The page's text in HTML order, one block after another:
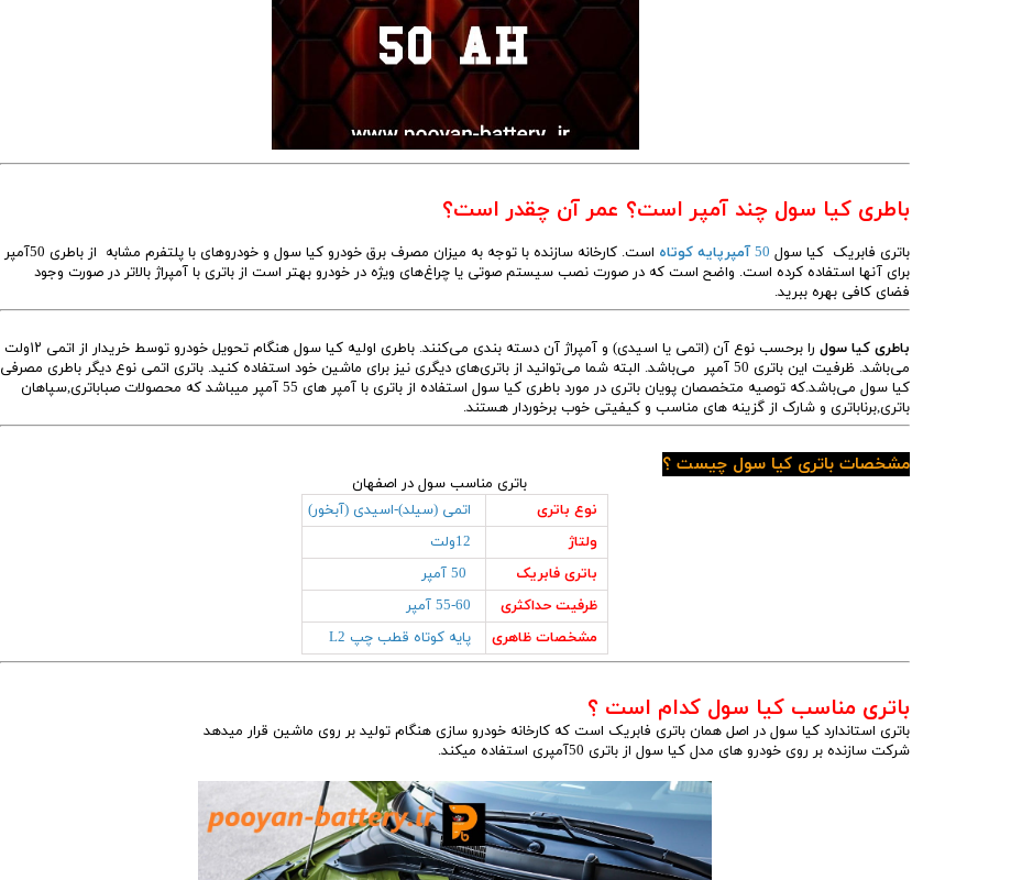
باطری کیا سول چند آمپر است؟ عمر آن چقدر است؟
باتری فابریک کیا سول 50آمپرپایه کوتاه
است. کارخانه سازنده با توجه به میزان مصرف برق خودرو کیا سول و خودروهای با پلتفرم مشابه از باطری 50آمپر
برای آنها استفاده کرده است. واضح است که در صورت نصب سیستم صوتی یا چراغ‌های ویژه در خودرو بهتر است از باتری با آمپراژ بالاتر در صورت وجود
فضای کافی بهره ببرید.
باطری کیا سول
را برحسب نوع آن (اتمی یا اسیدی) و آمپراژ آن دسته بندی می‌کنند. باطری اولیه کیا سول هنگام تحویل خودرو توسط خریدار از اتمی ۱۲ولت
می‌باشد. ظرفیت این باتری 50 آمپر می‌باشد. البته شما می‌توانید از باتری‌های دیگری نیز برای ماشین خود استفاده کنید. باتری اتمی نوع دیگر باطری مصرفی
کیا سول می‌باشد.که توصیه متخصصان پویان باتری در مورد باطری کیا سول استفاده از باتری با آمپر های 55 آمپر میباشد که محصولات صباباتری,سپاهان
باتری,برناباتری و شارک از گزینه های مناسب و کیفیتی خوب برخوردار هستند.
مشخصات باتری کیا سول چیست ؟
باتری مناسب سول در اصفهان
نوع باتری
اتمی (سیلد)-اسیدی (آبخور)
ولتاژ
باتری فابریک
ظرفیت حداکثری
مشخصات ظاهری
پایه کوتاه قطب چپ L2
باتری مناسب کیا سول کدام است ؟
باتری استاندارد کیا سول در اصل همان باتری فابریک است که کارخانه خودرو سازی هنگام تولید بر روی ماشین قرار میدهد
شرکت سازنده بر روی خودرو های مدل کیا سول از باتری 50آمپری استفاده میکند.